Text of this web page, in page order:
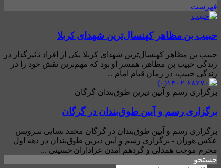
فهرست
حبیب بن مظاهر کهنسال‌ترین شهدای کربلا
حبیب بن مظاهر کهنسال‌ترین شهدای کربلا یکی از افراد تأثیرگذار در
زندگی حبیب بن مظاهر، همسر او بود که مهم‌ترین نقش خود را در
زندگی حبیب، در زمان قیام امام ...
برگزاری رسم و آیین دیرین طوق‌بندان گرگان
برگزاری رسم و آیین طوق‌بندان در گرگان
برگزاری رسم و آیین طوق‌بندان در گرگان محمد نسایی سرویس
عکس هوران - برگزاری رسم و آیین دیرین طوق‌بندان در دهه‌ اول
محرم موجب همدلی و گردهم آمدن عزاداران حسینی ...
جستجو